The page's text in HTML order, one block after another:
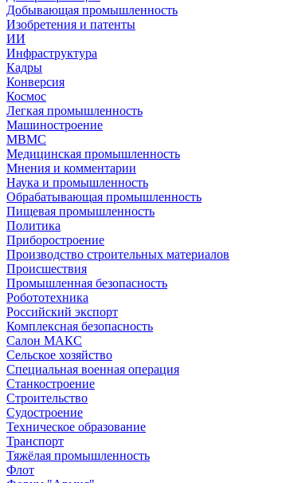
Добывающая промышленность
Изобретения и патенты
ИИ
Инфраструктура
Кадры
Конверсия
Космос
Легкая промышленность
Машиностроение
МВМС
Медицинская промышленность
Мнения и комментарии
Наука и промышленность
Обрабатывающая промышленность
Пищевая промышленность
Политика
Приборостроение
Производство строительных материалов
Происшествия
Промышленная безопасность
Робототехника
Российский экспорт
Комплексная безопасность
Салон МАКС
Сельское хозяйство
Специальная военная операция
Станкостроение
Строительство
Судостроение
Техническое образование
Транспорт
Тяжёлая промышленность
Флот